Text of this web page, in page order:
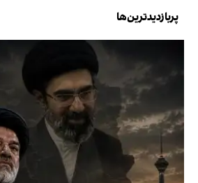
پربازدیدترین‌ها